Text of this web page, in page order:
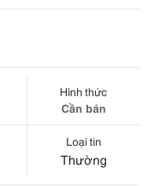
Hình thức
Cần bán
Loại tin
Thường